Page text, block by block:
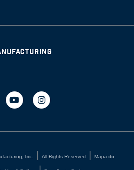
Inc. All Rights Reserved Mapa do